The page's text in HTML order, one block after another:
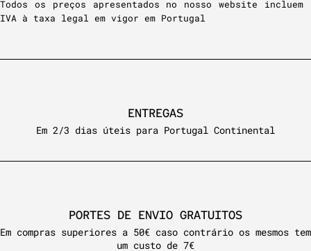
Todos os preços apresentados no nosso website incluem
IVA à taxa legal em vigor em Portugal
ENTREGAS
Em 2/3 dias úteis para Portugal Continental
PORTES DE ENVIO GRATUITOS
Em compras superiores a 50€ caso contrário os mesmos tem
um custo de 7€